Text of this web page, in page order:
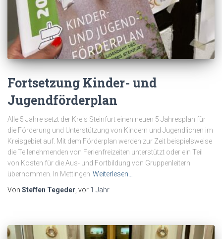
Fortsetzung Kinder- und
Jugendförderplan
Alle 5 Jahre setzt der Kreis Steinfurt einen neuen 5 Jahresplan für
die Förderung und Unterstützung von Kindern und Jugendlichen im
Kreisgebiet auf. Mit dem Förderplan werden zur Zeit beispielsweise
die Teilenehmenden von Ferienfreizeiten unterstützt oder ein Teil
von Kosten für die Aus- und Fortbildung von Gruppenleitern
übernommen. In Mettingen Weiterlesen…
Von Steffen Tegeder, vor 1 Jahr